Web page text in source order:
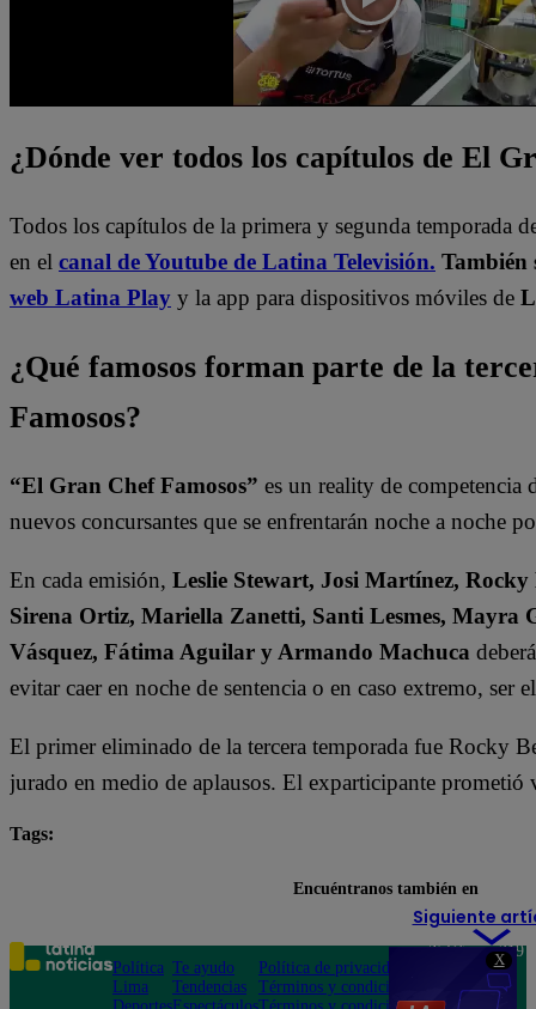
X
¿Dónde ver todos los capítulos de El
Todos los capítulos de la primera y segunda temporada
en el canal de Youtube de Latina Televisión. También
web Latina Play y la app para dispositivos móviles de
¿Qué famosos forman parte de la
Famosos?
“El Gran Chef Famosos” es un reality de competencia
nuevos concursantes que se enfrentarán noche a noche
En cada emisión, Leslie Stewart, Josi Martínez, Rocky
Sirena Ortiz, Mariella Zanetti, Santi Lesmes, Mayra
Vásquez, Fátima Aguilar y Armando Machuca
evitar caer en noche de sentencia o en caso extremo, ser
El primer eliminado de la tercera temporada fue Rocky
jurado en medio de aplausos. El exparticipante prometió
Tags:
Siguiente
Encuéntranos también en
Política
Lima
Te ayudo
Tendencias
Política de privacidad
Términos y condiciones
Teléfono: 219
Av. San